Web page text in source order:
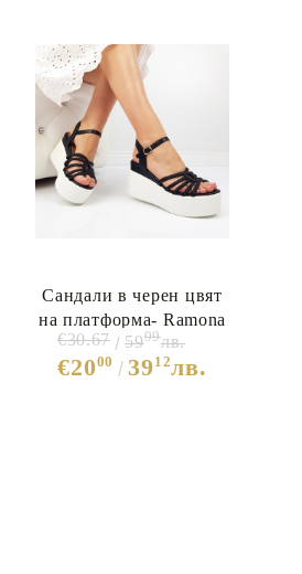
Сандали в черен цвят
на платформа- Ramona
Black 7128
€2000 3912лв.
€30.67 5999лв.